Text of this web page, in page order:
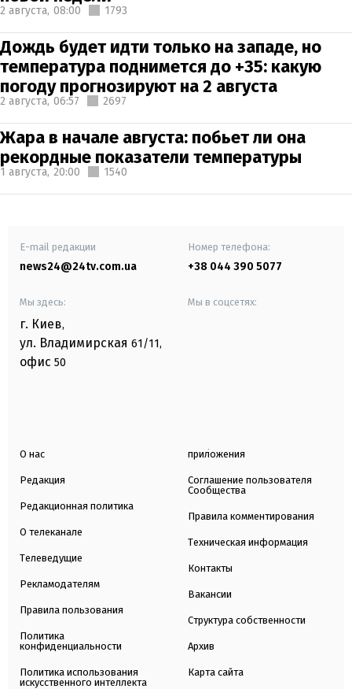
2 августа, 08:00 1793
Дождь будет идти только на западе, но
температура поднимется до +35: какую
погоду прогнозируют на 2 августа
2 августа, 06:57 2697
Жара в начале августа: побьет ли она
рекордные показатели температуры
1 августа, 20:00 1540
E-mail редакции
news24@24tv.com.ua
Номер телефона:
+38 044 390 5077
Мы здесь:
г. Киев,
ул. Владимирская 61/11,
офис 50
Мы в соцсетях:
О нас
Редакция
Редакционная политика
О телеканале
Телеведущие
Рекламодателям
Правила пользования
Политика
конфиденциальности
Политика использования
искусственного интеллекта
приложения
Соглашение пользователя
Сообщества
Правила комментирования
Техническая информация
Контакты
Вакансии
Структура собственности
Архив
Карта сайта